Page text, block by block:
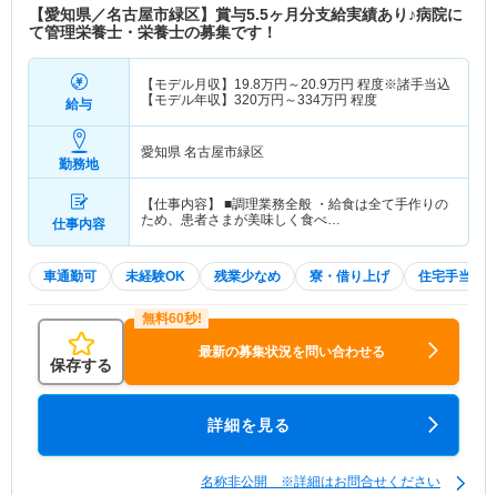
【愛知県／名古屋市緑区】賞与5.5ヶ月分支給実績あり♪病院に
て管理栄養士・栄養士の募集です！
給与
【モデル月収】 19.8万円～20.9万円 程度※諸手当込
【モデル年収】 320万円～334万円 程度
勤務地
愛知県 名古屋市緑区
仕事内容
【仕事内容】 ■調理業務全般 ・給食は全て手作りの
ため、患者さまが美味しく食べ…
車通勤可 未経験OK 残業少なめ 寮・借り上げ 住宅手当・
保存する
最新の募集状況を問い合わせる
詳細を見る
名称非公開 ※詳細はお問合せください